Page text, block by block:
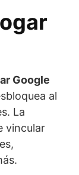
Google
al
La
vincular